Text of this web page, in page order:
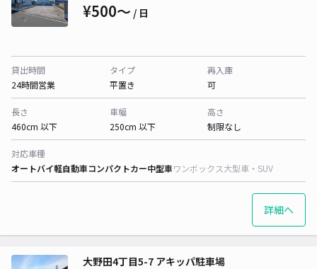
¥500〜 / 日
貸出時間
24時間営業
タイプ
平置き
再入庫
可
長さ
460cm 以下
車幅
250cm 以下
高さ
制限なし
対応車種
オートバイ軽自動車コンパクトカー中型車ワンボックス大型車・SUV
詳細へ
大野田4丁目5-7 アキッパ駐車場